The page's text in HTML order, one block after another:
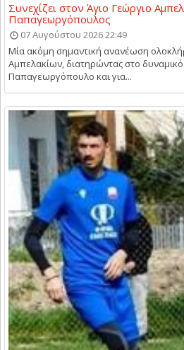
Συνεχίζει στον Άγιο Γεώργιο
Παπαγεωργόπουλος
07 Αυγούστου 2026 22:49
Μία ακόμη σημαντική ανανέωση
Αμπελακίων, διατηρώντας στο
Παπαγεωργόπουλο και για...